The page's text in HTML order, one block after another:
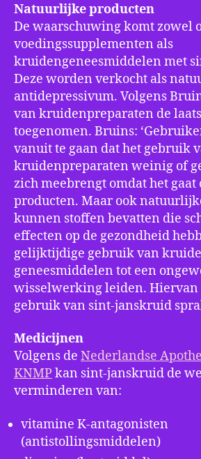
Natuurlijke producten
De waarschuwing komt zowel
voedingssupplementen als
kruidengeneesmiddelen met
Deze worden verkocht als
antidepressivum. Volgens
van kruidenpreparaten de
toegenomen. Bruins:
vanuit te gaan dat het gebruik
kruidenpreparaten weinig of
zich meebrengt omdat het
producten. Maar ook
kunnen stoffen bevatten die
effecten op de gezondheid
gelijktijdige gebruik van
geneesmiddelen tot een
wisselwerking leiden. Hiervan
gebruik van sint-janskruid
Medicijnen
Volgens de Nederlandse
KNMPkan sint-janskruid de
verminderen van:
vitamine K-antagonisten
(antistollingsmiddelen)